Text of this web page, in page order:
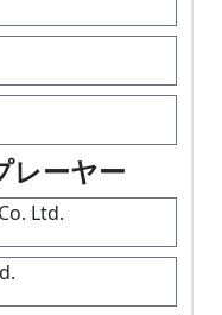
レーヤー
Ltd.